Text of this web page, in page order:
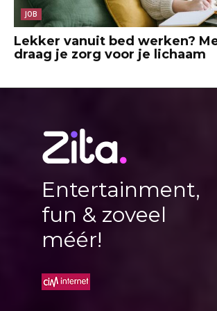
JOB
Lekker vanuit bed werken?
draag je zorg voor je lichaam
Entertainment,
fun & zoveel
méér!